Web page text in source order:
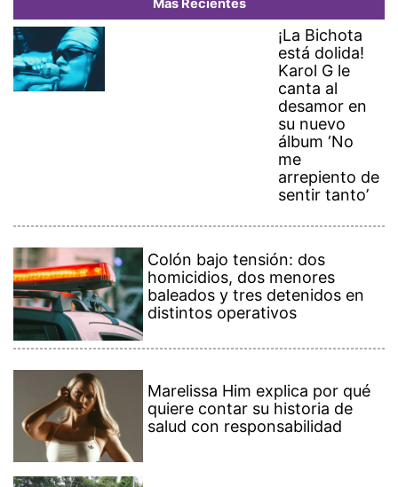
Más Recientes
¡La Bichota
está dolida!
Karol G le
canta al
desamor en
su nuevo
álbum ‘No
me
arrepiento de
sentir tanto’
Colón bajo tensión: dos
homicidios, dos menores
baleados y tres detenidos en
distintos operativos
Marelissa Him explica por qué
quiere contar su historia de
salud con responsabilidad